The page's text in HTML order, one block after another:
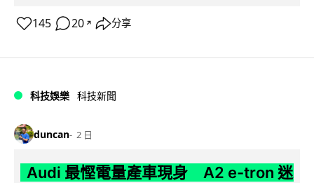
145 20 ↗ 分享
科技娛樂 科技新聞
duncan 2 日
Audi 最慳電量產車現身 A2 e-tron 迷